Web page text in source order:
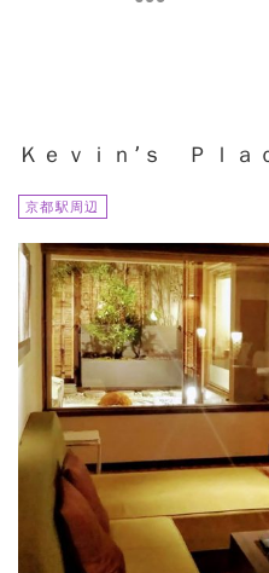
Ｋｅｖｉｎ’ｓ Ｐｌａ
京都駅周辺